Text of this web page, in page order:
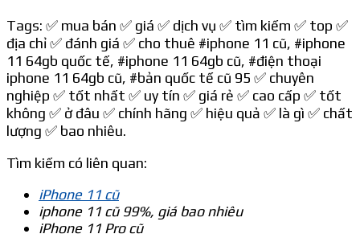
Tags: ✅ mua bán ✅ giá ✅ dịch vụ ✅ tìm kiếm ✅ top ✅
địa chỉ ✅ đánh giá ✅ cho thuê #iphone 11 cũ, #iphone
11 64gb quốc tế, #iphone 11 64gb cũ, #điện thoại
iphone 11 64gb cũ, #bản quốc tế cũ 95 ✅ chuyên
nghiệp ✅ tốt nhất ✅ uy tín ✅ giá rẻ ✅ cao cấp ✅ tốt
không ✅ ở đâu ✅ chính hãng ✅ hiệu quả ✅ là gì ✅ chất
lượng ✅ bao nhiêu.
Tìm kiếm có liên quan:
iPhone 11 cũ
iphone 11 cũ 99%, giá bao nhiêu
iPhone 11 Pro cũ